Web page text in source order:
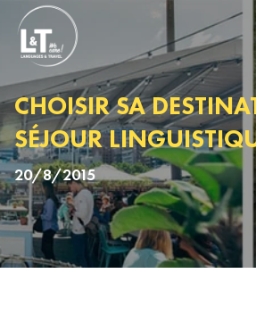
CHOISIR SA
SÉJOUR
20/8/2015